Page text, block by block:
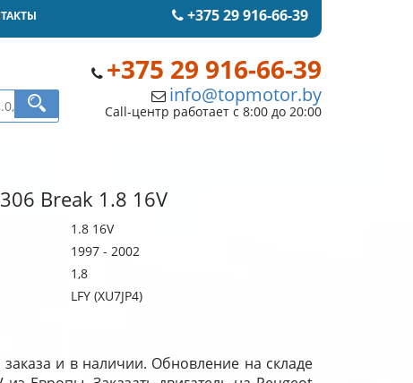
+375 29 916-66-39
+375 29 916-66-39
info@topmotor.by
Call-центр работает с 8:00 до 20:00
Break 1.8 16V
1.8 16V
1997 - 2002
1,8
LFY (XU7JP4)
и в наличии. Обновление на складе